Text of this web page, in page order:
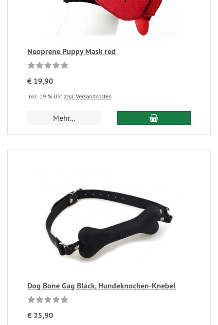
Neoprene Puppy Mask red
€ 19,90
inkl. 19 % USt zzgl. Versandkosten
Mehr...
Dog Bone Gag Black, Hundeknochen-Knebel
€ 25,90